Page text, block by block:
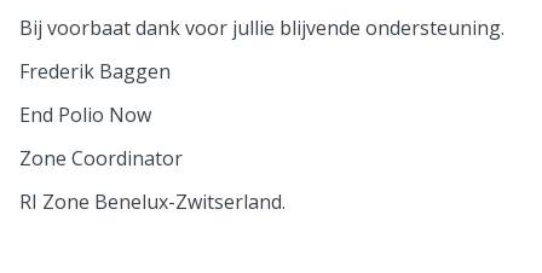
Bij voorbaat dank voor jullie blijvende ondersteuning.
Frederik Baggen
End Polio Now
Zone Coordinator
RI Zone Benelux-Zwitserland.